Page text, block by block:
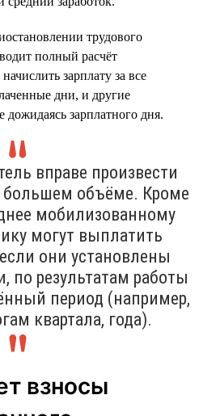
трудового
полный расчёт
зарплату за все
дни, и другие
зарплатного дня.
вправе произвести
объёме. Кроме
мобилизованному
могут выплатить
они установлены
по результатам работы
период (например,
квартала, года).
взносы